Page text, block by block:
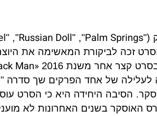
("
Palm Springs
", "
Russian Doll
", "
זכה לביקורת המאשימה את
קצר אחר משנת 2016
Man»
לעלילה של אחד הפרקים שך סדרה "
הסיבה היחידה היא כי הסרט
האוסקר בשנים האחרונות לא